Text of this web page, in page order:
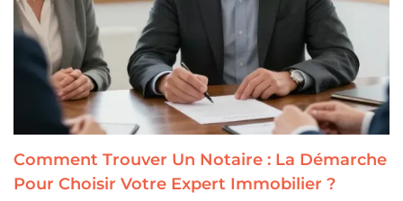
Comment Trouver Un Notaire : La Démarche
Pour Choisir Votre Expert Immobilier ?